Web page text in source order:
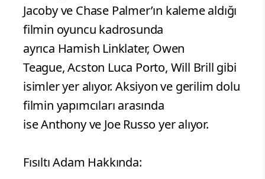
Jacoby ve Chase Palmer’ın kaleme aldığı
filmin oyuncu kadrosunda
ayrıca Hamish Linklater, Owen
Teague, Acston Luca Porto, Will Brill gibi
isimler yer alıyor. Aksiyon ve gerilim dolu
filmin yapımcıları arasında
ise Anthony ve Joe Russo yer alıyor.
Fısıltı Adam Hakkında: